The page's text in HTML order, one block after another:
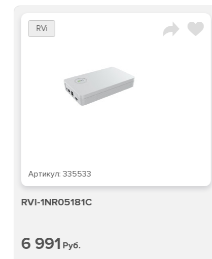
RVi
Артикул:335533
RVi-1NR05181C
6 991 Руб.